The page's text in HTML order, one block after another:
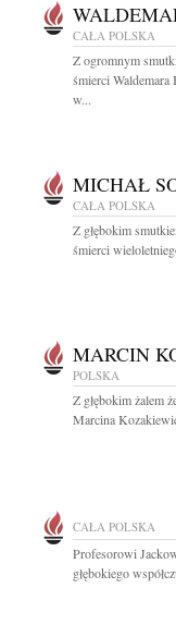
CAŁA POLSKA
Z ogromnym
śmierci Waldemara
w...
MICHAŁ
CAŁA POLSKA
Z głębokim
śmierci
MARCIN
POLSKA
Z głębokim żalem
Marcina
CAŁA POLSKA
Profesorowi
głębokiego